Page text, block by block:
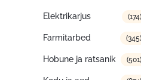
Tootekategooriad
Elektrikarjus (174)
Farmitarbed (345)
Hobune ja ratsanik (501)